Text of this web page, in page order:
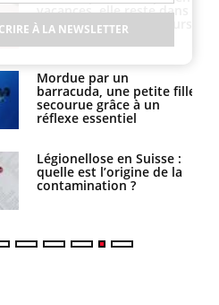
vacances, elle reste dans
le coma pendant 42 jours
Mordue par un
barracuda, une petite fille
secourue grâce à un
réflexe essentiel
Légionellose en Suisse :
quelle est l’origine de la
contamination ?
une nouvelle arme contre
les réactions sévères
Comment gérer le
sommeil des enfants en
vacances ?
Bilan prévention : ce que
les kinés pourront
bientôt faire
À LA NEWSLETTER